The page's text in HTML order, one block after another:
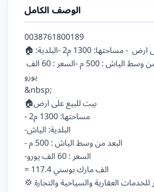
الوصف الكامل
0038761800189
🏠بيت للبيع على ارض  - مساحتها: 1300 م2 -البلدية:
يورو
&nbsp;
🏠بيت للبيع على ارض
- مساحتها: 1300 م2
-البلدية: الياش
- البعد من وسط الياش : 500 م
-السعر : 60 الف يورو
= 117.4 الف مارك بوسني
💢شركة مسار للخدمات العقارية والسياحية والتجارة